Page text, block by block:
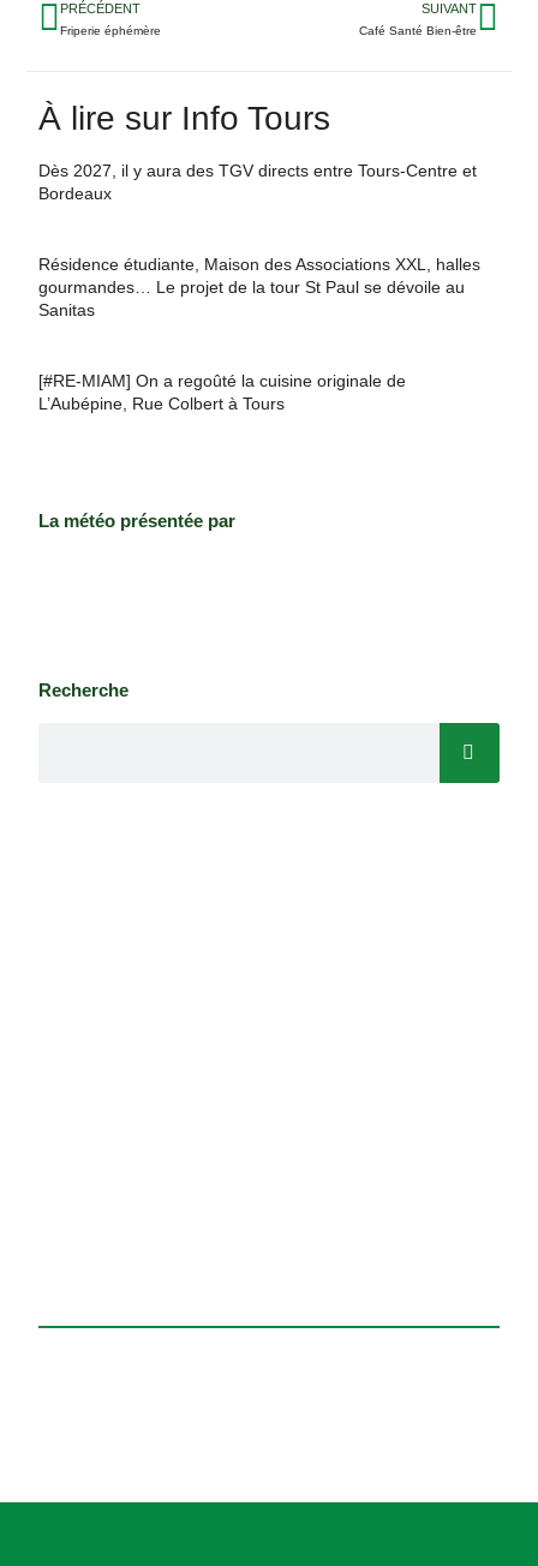
PRÉCÉDENT
Friperie éphémère
SUIVANT
Café Santé Bien-être
À lire sur Info Tours
Dès 2027, il y aura des TGV directs entre Tours-Centre et
Bordeaux
Résidence étudiante, Maison des Associations XXL, halles
gourmandes… Le projet de la tour St Paul se dévoile au
Sanitas
[#RE-MIAM] On a regoûté la cuisine originale de
L’Aubépine, Rue Colbert à Tours
La météo présentée par
Recherche